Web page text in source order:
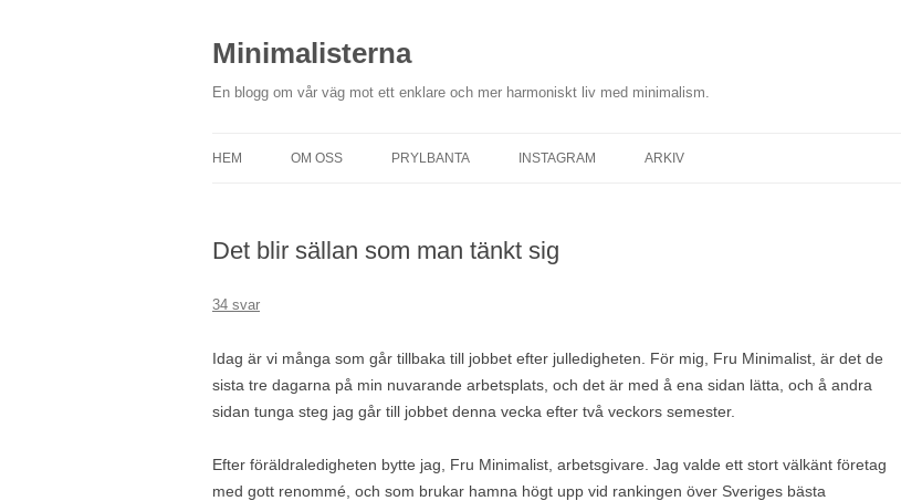
Minimalisterna
En blogg om vår väg mot ett enklare och mer harmoniskt liv med minimalism.
HEM OM OSS PRYLBANTA INSTAGRAM ARKIV
Det blir sällan som man tänkt sig
34 svar
Idag är vi många som går tillbaka till jobbet efter julledigheten. För mig, Fru Minimalist, är det de
sista tre dagarna på min nuvarande arbetsplats, och det är med å ena sidan lätta, och å andra
sidan tunga steg jag går till jobbet denna vecka efter två veckors semester.
Efter föräldraledigheten bytte jag, Fru Minimalist, arbetsgivare. Jag valde ett stort välkänt företag
med gott renommé, och som brukar hamna högt upp vid rankingen över Sveriges bästa